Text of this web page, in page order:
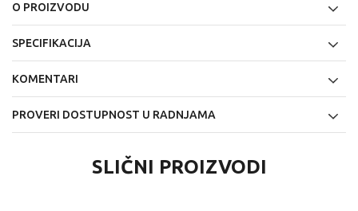
O PROIZVODU
SPECIFIKACIJA
KOMENTARI
PROVERI DOSTUPNOST U RADNJAMA
SLIČNI PROIZVODI